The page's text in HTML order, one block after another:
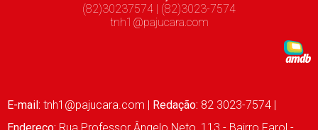
(82)30237574 | (82)3023-7574
tnh1@pajucara.com
E-mail: tnh1@pajucara.com Redação: 82 3023-7574 |